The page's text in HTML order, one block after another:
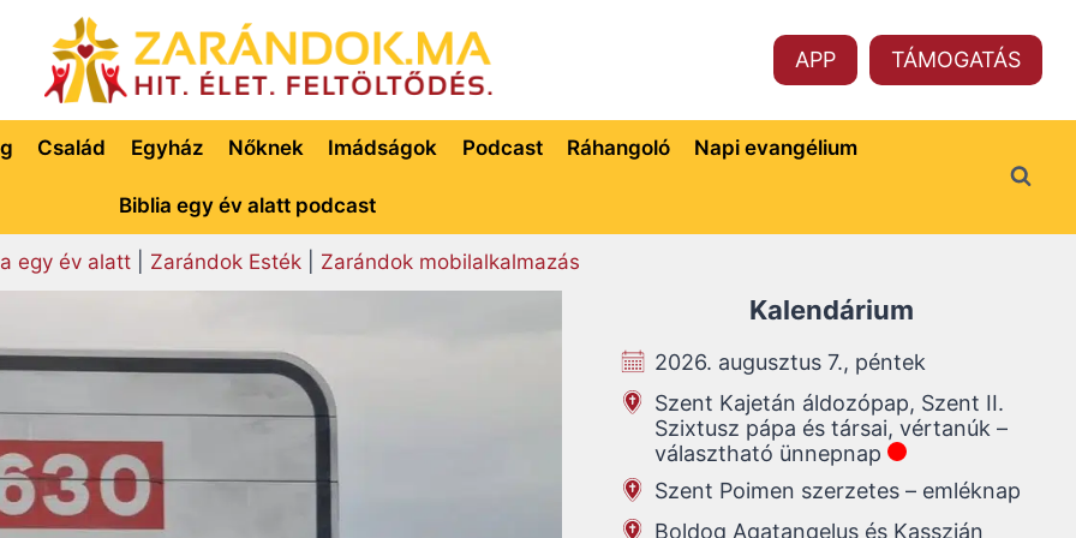
APP TÁMOGATÁS
Család Egyház Nőknek Imádságok Podcast Ráhangoló Napi evangélium
Biblia egy év alatt podcast
egy év alatt| Zarándok Esték| Zarándok mobilalkalmazás
Kalendárium
2026. augusztus 7., péntek
Szent Kajetán áldozópap, Szent II.
Szixtusz pápa és társai, vértanúk –
választható ünnepnap
Szent Poimen szerzetes – emléknap
Boldog Agatangelus és Kasszián